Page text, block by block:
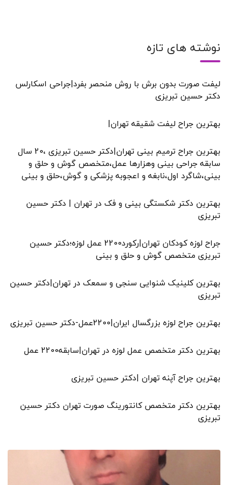
نوشته های تازه
لیفت صورت بدون برش با روش منحصر بفرد|جراحی اسکارلس
دکتر حسین تبریزی
بهترین جراح لیفت شقیقه تهران|
بهترین جراح ترمیم بینی تهران|دکتر حسین تبریزی ،20 سال
سابقه جراحی بینی وهزارها عمل،متخصص گوش و حلق و
بینی،شاگرد اول،نابغه و اعجوبه پزشکی و گوش،حلق و بینی
بهترین دکتر شکستگی بینی و فک در تهران | دکتر حسین
تبریزی
جراح لوزه کودکان تهران|رکورد2200 عمل لوزه؛دکتر حسین
تبریزی متخصص گوش و حلق و بینی
بهترین کلینیک شنوایی سنجی و سمعک در تهران|دکتر حسین
تبریزی
بهترین جراح لوزه بزرگسال ایران|2200عمل-دکتر حسین تبریزی
بهترین دکتر متخصص عمل لوزه در تهران|سابقه2200 عمل
بهترین جراح آپنه تهران |دکتر حسین تبریزی
بهترین دکتر متخصص کانتورینگ صورت تهران دکتر حسین
تبریزی